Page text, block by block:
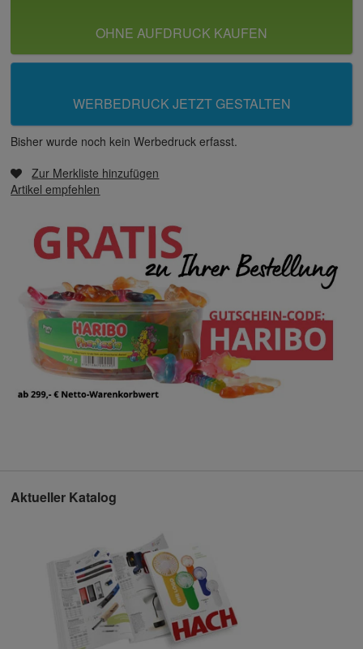
OHNE AUFDRUCK KAUFEN
WERBEDRUCK JETZT GESTALTEN
Bisher wurde noch kein Werbedruck erfasst.
Zur Merkliste hinzufügen
Artikel empfehlen
Aktueller Katalog